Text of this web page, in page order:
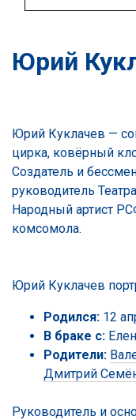
Юрий
Юрий Куклачев —
цирка, ковёрный
Создатель и
руководитель
Народный артист
комсомола.
Юрий Куклачев
Родился: 12
В браке с:
Родители:
Дмитрий
Руководитель и